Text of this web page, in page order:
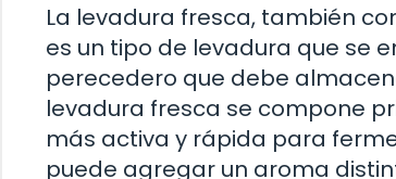
La levadura fresca, también
es un tipo de levadura que se
perecedero que debe
levadura fresca se compone
más activa y rápida para
puede agregar un aroma